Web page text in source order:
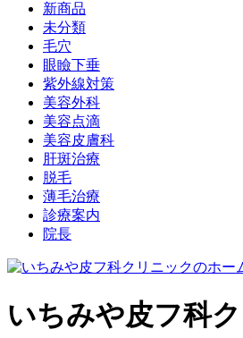
新商品
未分類
毛穴
眼瞼下垂
紫外線対策
美容外科
美容点滴
美容皮膚科
肝斑治療
脱毛
薄毛治療
診療案内
院長
いちみや皮フ科